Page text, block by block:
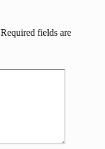
Required fields are